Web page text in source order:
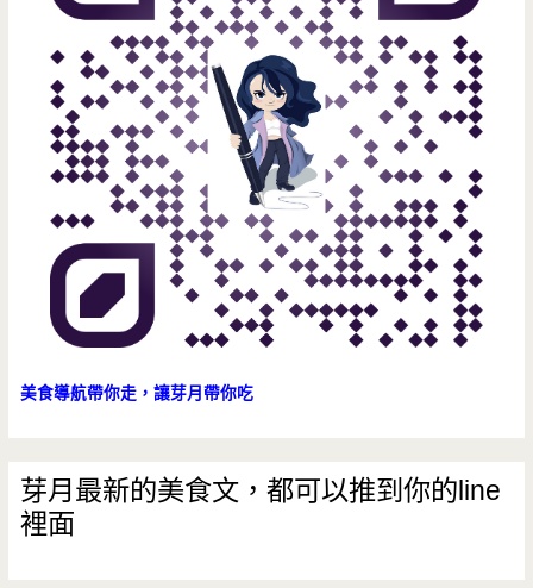
美食導航帶你走，讓芽月帶你吃
芽月最新的美食文，都可以推到你的line
裡面